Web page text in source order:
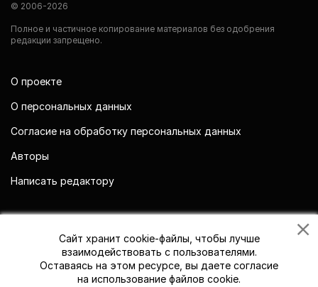
© 2006-2026
Полное и частичное копирование материалов без одобрения
редакции запрещено.
О проекте
О персональных данных
Согласие на обработку персональных данных
Авторы
Написать редактору
Сайт хранит cookie-файлы, чтобы лучше
взаимодействовать с пользователями.
Оставаясь на этом ресурсе, вы даете согласие
на использование файлов cookie.